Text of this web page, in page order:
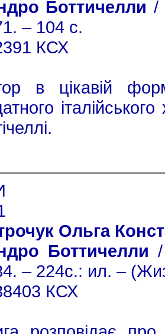
Боттичелли /
– 104 с.
КСХ
в цікавій
Ольга
Боттичелли
– 224с.: ил. –
КСХ